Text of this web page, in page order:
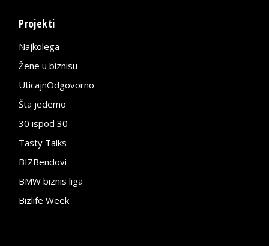
Projekti
Najkolega
Žene u biznisu
UticajnOdgovorno
Šta jedemo
30 ispod 30
Tasty Talks
BIZBendovi
BMW biznis liga
Bizlife Week